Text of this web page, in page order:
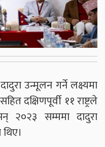
उन्मूलन गर्ने लक्ष्यमा
दक्षिणपूर्वी ११ राष्ट्रले
२०२३ सम्ममा दादुरा